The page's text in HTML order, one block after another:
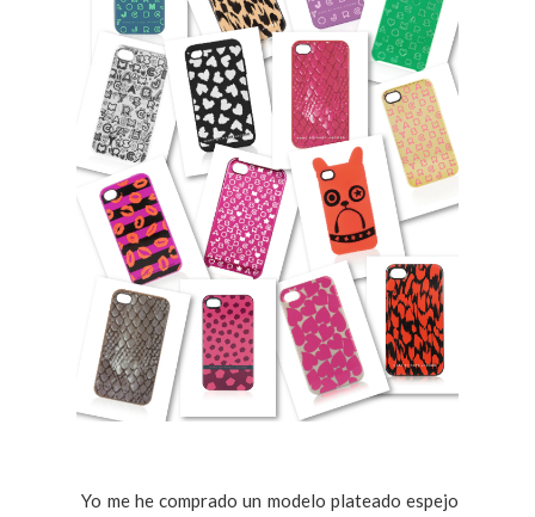
Yo me he comprado un modelo plateado espejo